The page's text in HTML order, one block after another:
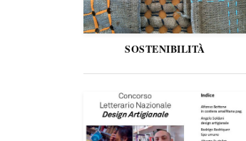
SOSTENIBILITÀ